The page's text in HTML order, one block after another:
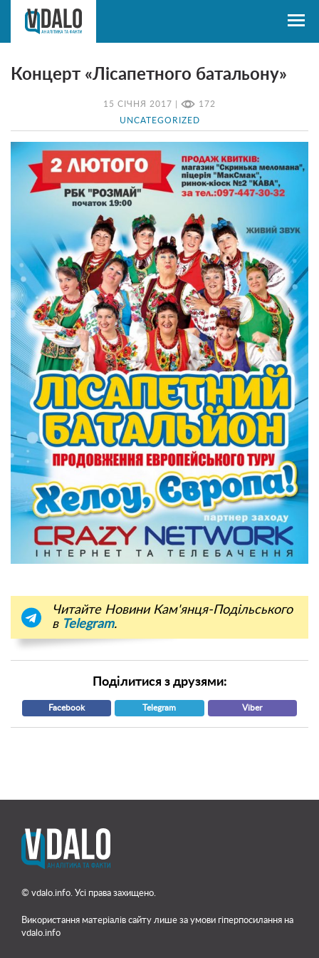
15 СІЧНЯ 2017 | 172
UNCATEGORIZED
Концерт «Лісапетного батальону»
Читайте Новини Кам'янця-Подільського
в Telegram.
Поділитися з друзями:
Facebook Telegram Viber
© vdalo.info. Усі права захищено.
Використання матеріалів сайту лише за умови гіперпосилання на
vdalo.info